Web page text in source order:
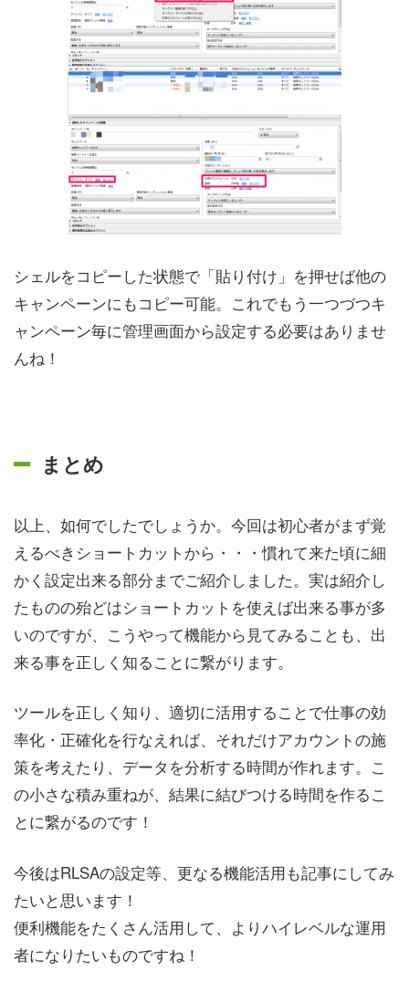
シェルをコピーした状態で「貼り付け」を押せば他の
キャンペーンにもコピー可能。これでもう一つづつキ
ャンペーン毎に管理画面から設定する必要はありませ
んね！
まとめ
以上、如何でしたでしょうか。今回は初心者がまず覚
えるべきショートカットから・・・慣れて来た頃に細
かく設定出来る部分までご紹介しました。実は紹介し
たものの殆どはショートカットを使えば出来る事が多
いのですが、こうやって機能から見てみることも、出
来る事を正しく知ることに繋がります。
ツールを正しく知り、適切に活用することで仕事の効
率化・正確化を行なえれば、それだけアカウントの施
策を考えたり、データを分析する時間が作れます。こ
の小さな積み重ねが、結果に結びつける時間を作るこ
とに繋がるのです！
今後はRLSAの設定等、更なる機能活用も記事にしてみ
たいと思います！
便利機能をたくさん活用して、よりハイレベルな運用
者になりたいものですね！